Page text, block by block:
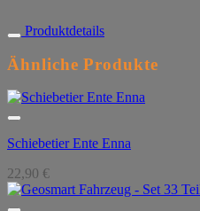
Produktdetails
Ähnliche Produkte
Schiebetier Ente Enna
22,90 €